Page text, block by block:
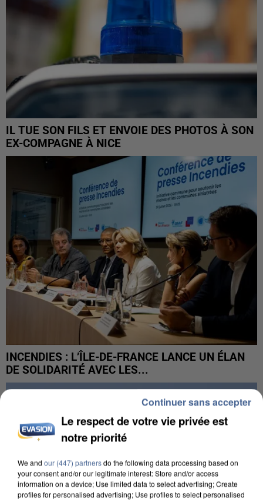
IL TUE SON FILS ET ENVOIE DES PHOTOS À SON
EX-COMPAGNE À NICE
INCENDIES : L’ÎLE-DE-FRANCE LANCE UN ÉLAN
DE SOLIDARITÉ AVEC LES...
Le respect de votre vie privée est
notre priorité
We and our (447) partnersdo the following data processing based on
your consent and/or our legitimate interest: Store and/or access
information on a device; Use limited data to select advertising; Create
profiles for personalised advertising; Use profiles to select personalised
Continuer sans accepter